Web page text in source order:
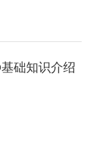
础知识介绍